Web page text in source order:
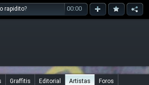
rapidito? 00:00
Graffitis Editorial Artistas Foros